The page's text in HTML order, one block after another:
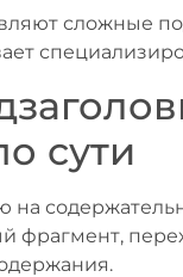
сложные
сути
фрагмент,